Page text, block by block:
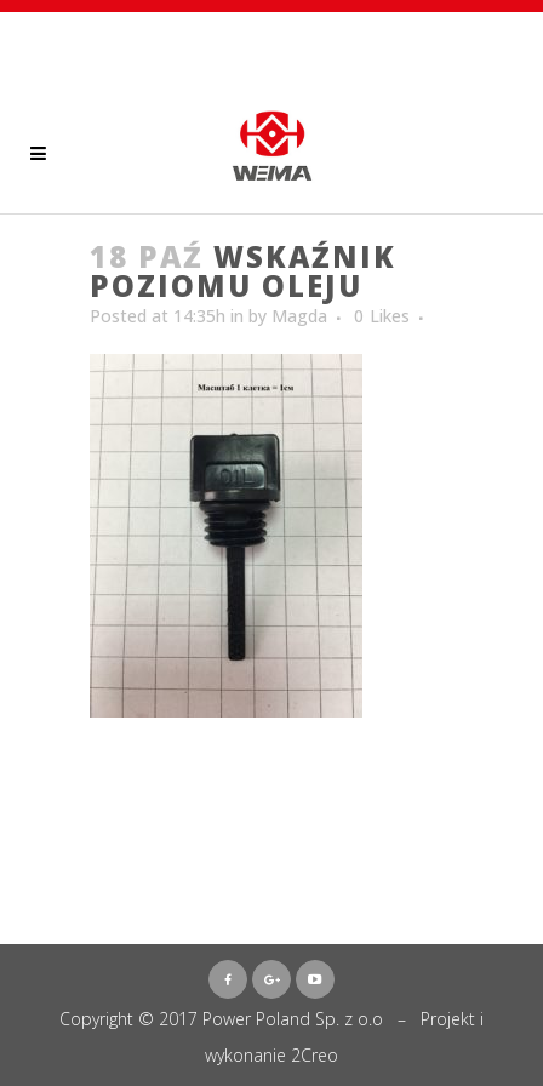
18 PAŹ WSKAŹNIK
POZIOMU OLEJU
Posted at 14:35h in by Magda 0 Likes
Copyright © 2017 Power Poland Sp. z o.o – Projekt i
wykonanie 2Creo